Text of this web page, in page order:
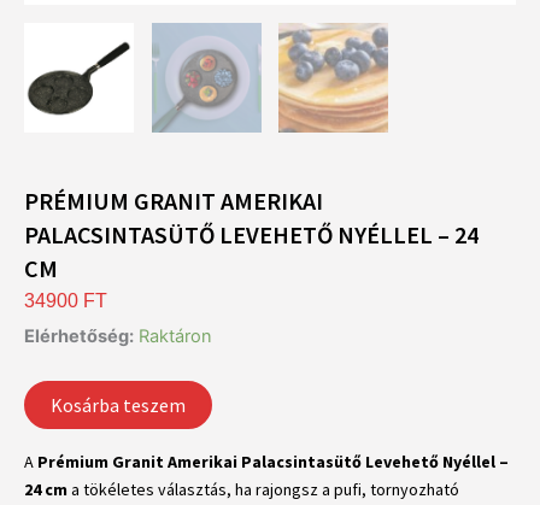
PRÉMIUM GRANIT AMERIKAI
PALACSINTASÜTŐ LEVEHETŐ NYÉLLEL – 24
CM
34900 FT
Elérhetőség: Raktáron
Kosárba teszem
A Prémium Granit Amerikai Palacsintasütő Levehető Nyéllel –
24 cm a tökéletes választás, ha rajongsz a pufi, tornyozható